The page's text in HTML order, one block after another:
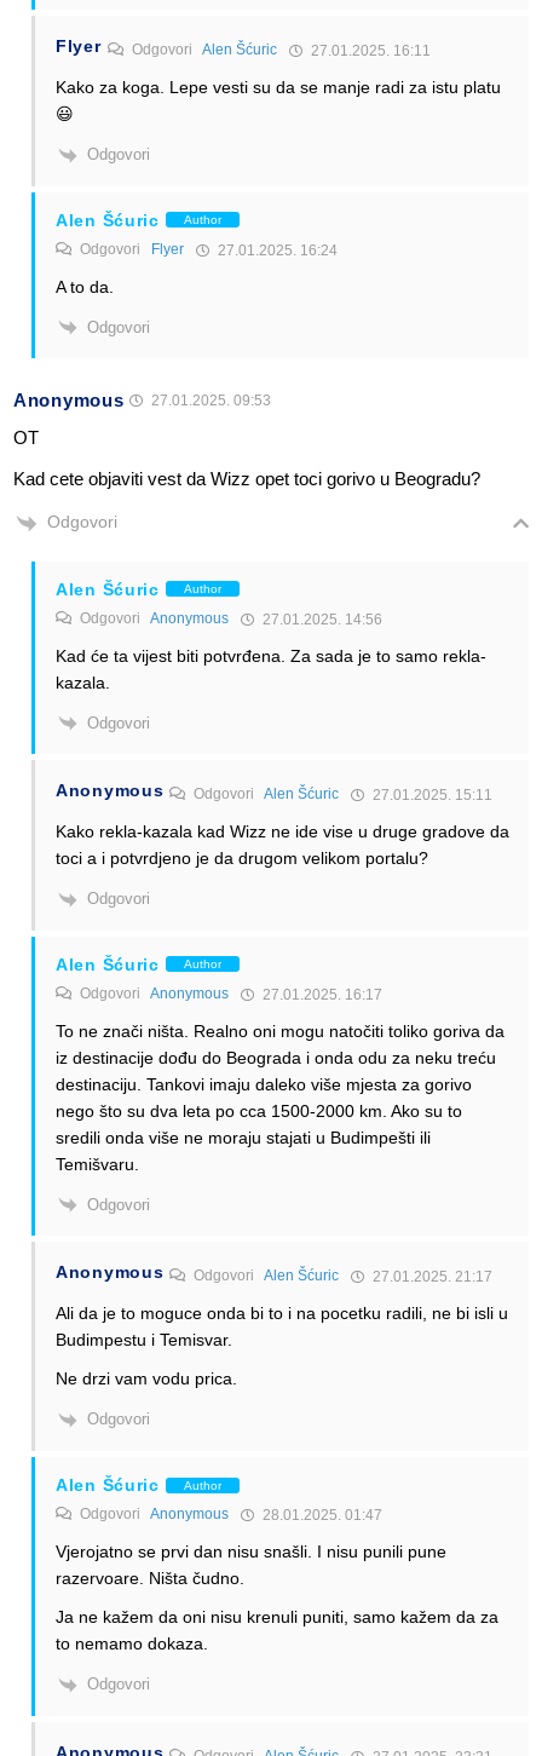
Flyer Odgovori Alen Šćuric 27.01.2025. 16:11
Kako za koga. Lepe vesti su da se manje radi za istu platu
😃
Odgovori
Alen Šćuric Author
Odgovori Flyer 27.01.2025. 16:24
A to da.
Odgovori
Anonymous 27.01.2025. 09:53
OT
Kad cete objaviti vest da Wizz opet toci gorivo u Beogradu?
Odgovori
Alen Šćuric Author
Odgovori Anonymous 27.01.2025. 14:56
Kad će ta vijest biti potvrđena. Za sada je to samo rekla-
kazala.
Odgovori
Anonymous OdgovoriAlen Šćuric 27.01.2025. 15:11
Kako rekla-kazala kad Wizz ne ide vise u druge gradove da
toci a i potvrdjeno je da drugom velikom portalu?
Odgovori
Alen Šćuric Author
Odgovori Anonymous 27.01.2025. 16:17
To ne znači ništa. Realno oni mogu natočiti toliko goriva da
iz destinacije dođu do Beograda i onda odu za neku treću
destinaciju. Tankovi imaju daleko više mjesta za gorivo
nego što su dva leta po cca 1500-2000 km. Ako su to
sredili onda više ne moraju stajati u Budimpešti ili
Temišvaru.
Odgovori
Anonymous OdgovoriAlen Šćuric 27.01.2025. 21:17
Ali da je to moguce onda bi to i na pocetku radili, ne bi isli u
Budimpestu i Temisvar.
Ne drzi vam vodu prica.
Odgovori
Alen Šćuric Author
Odgovori Anonymous 28.01.2025. 01:47
Vjerojatno se prvi dan nisu snašli. I nisu punili pune
razervoare. Ništa čudno.
Ja ne kažem da oni nisu krenuli puniti, samo kažem da za
to nemamo dokaza.
Odgovori
Anonymous